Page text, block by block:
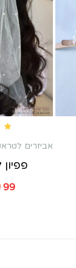
אביזרים
99